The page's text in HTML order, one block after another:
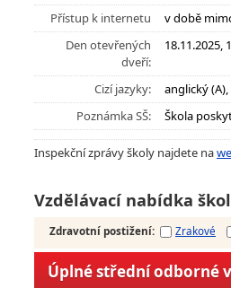
Přístup k internetu
v době
Den otevřených
dveří:
18.11.2025,
Cizí jazyky:
anglický
Poznámka SŠ:
Škola
Inspekční zprávy školy najdete na
Vzdělávací nabídka
Zdravotní postižení: Zrakové
Úplné střední odborné